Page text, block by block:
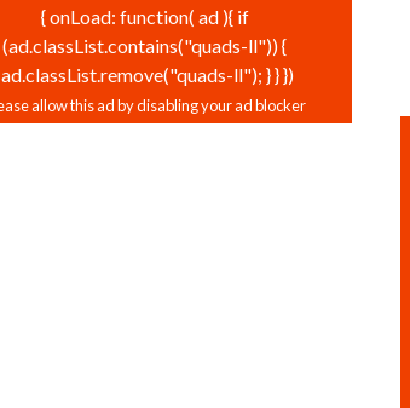
{ onLoad: function( ad ){ if
(ad.classList.contains("quads-ll")) {
ad.classList.remove("quads-ll"); } } });